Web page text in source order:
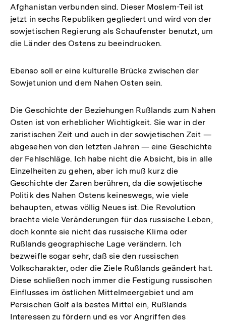
Afghanistan verbunden sind. Dieser Moslem-Teil ist
jetzt in sechs Republiken gegliedert und wird von der
sowjetischen Regierung als Schaufenster benutzt, um
die Länder des Ostens zu beeindrucken.
Ebenso soll er eine kulturelle Brücke zwischen der
Sowjetunion und dem Nahen Osten sein.
Die Geschichte der Beziehungen Rußlands zum Nahen
Osten ist von erheblicher Wichtigkeit. Sie war in der
zaristischen Zeit und auch in der sowjetischen Zeit —
abgesehen von den letzten Jahren — eine Geschichte
der Fehlschläge. Ich habe nicht die Absicht, bis in alle
Einzelheiten zu gehen, aber ich muß kurz die
Geschichte der Zaren berühren, da die sowjetische
Politik des Nahen Ostens keineswegs, wie viele
behaupten, etwas völlig Neues ist. Die Revolution
brachte viele Veränderungen für das russische Leben,
doch konnte sie nicht das russische Klima oder
Rußlands geographische Lage verändern. Ich
bezweifle sogar sehr, daß sie den russischen
Volkscharakter, oder die Ziele Rußlands geändert hat.
Diese schließen noch immer die Festigung russischen
Einflusses im östlichen Mittelmeergebiet und am
Persischen Golf als bestes Mittel ein, Rußlands
Interessen zu fördern und es vor Angriffen des